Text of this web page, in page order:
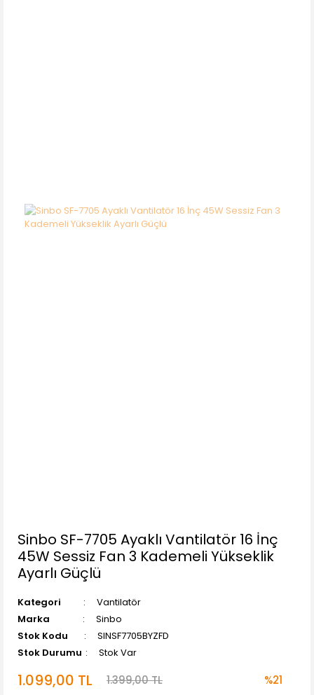
Sinbo SF-7705 Ayaklı Vantilatör 16 İnç
45W Sessiz Fan 3 Kademeli Yükseklik
Ayarlı Güçlü
Kategori
Vantilatör
Marka
Sinbo
Stok Kodu
SINSF7705BYZFD
Stok Durumu
Stok Var
1.099,00 TL 1.399,00 TL %21